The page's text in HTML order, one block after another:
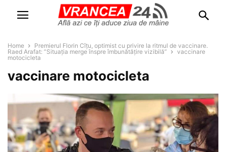
Home
Premierul Florin Cîțu, optimist cu privire la ritmul de vaccinare.
Raed Arafat: ”Situaţia merge înspre îmbunătăţire vizibilă”
vaccinare
motocicleta
vaccinare motocicleta